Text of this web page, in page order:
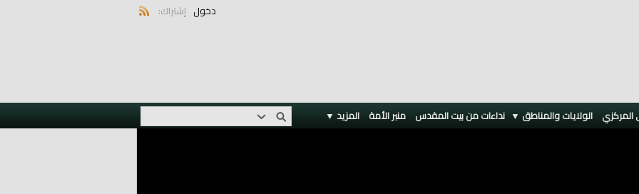
دخول إشتراك:
المركزي الولايات والمناطق ▼ نداءات من بيت المقدس منبر الأمة المزيد ▼